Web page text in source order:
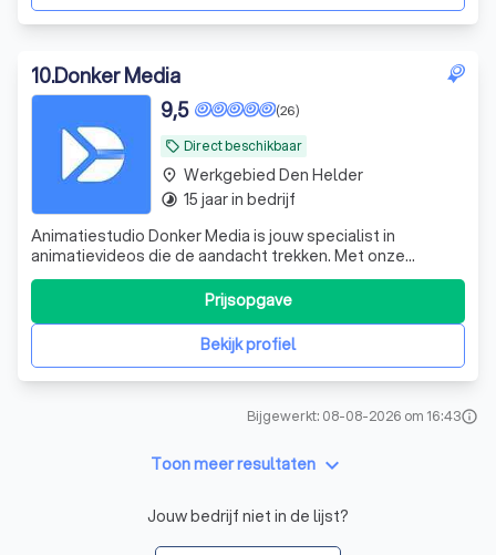
10.Donker Media
local_offer Direct beschikbaar
(26)
9,5
Animatiestudio Donker Media is jouw specialist in
animatievideos die de aandacht trekken. Met onze
animatie studio in Eindhoven verrassen we met creatieve
concepten die precies vertellen wat jij wilt overbrengen.
Dat doen we met een klein team van ervaren experts
vanuit Eindhoven, voor opdrachtgever
Bekijk profiel
Prijsopgave
place Werkgebied Den Helder
timelapse 15 jaar in bedrijf
Bijgewerkt: 08-08-2026 om 16:43info
Toon meer resultaten keyboard_arrow_down
Jouw bedrijf niet in de lijst?